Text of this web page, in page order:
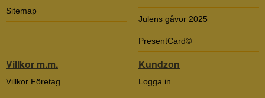
Sitemap
Julens gåvor 2025
PresentCard©
Villkor m.m.
Villkor Företag
Kundzon
Logga in